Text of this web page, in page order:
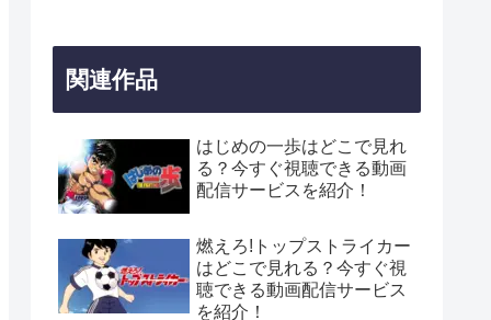
関連作品
はじめの一歩はどこで見れ
る？今すぐ視聴できる動画
配信サービスを紹介！
燃えろ!トップストライカー
はどこで見れる？今すぐ視
聴できる動画配信サービス
を紹介！